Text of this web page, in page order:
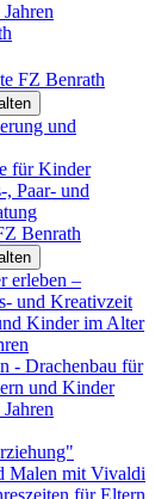
FZ Benrath
und
für Kinder
, Paar- und
Benrath
erleben –
und Kreativzeit
Kinder im Alter
- Drachenbau für
und Kinder
Malen mit Vivaldi
für Eltern